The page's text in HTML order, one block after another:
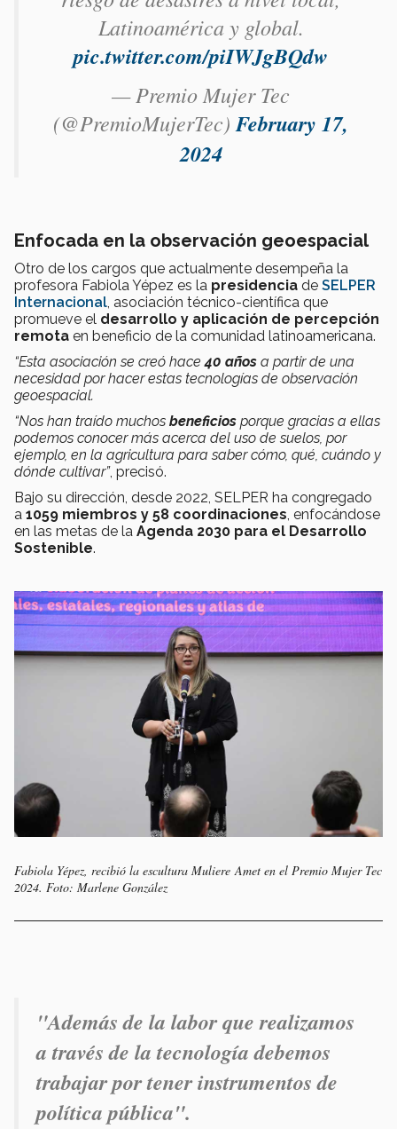
Latinoamérica y global.
pic.twitter.com/piIWJgBQdw
— Premio Mujer Tec
(@PremioMujerTec) February 17,
2024
Enfocada en la observación geoespacial
Otro de los cargos que actualmente desempeña la
profesora Fabiola Yépez es la presidencia de SELPER
Internacional, asociación técnico-científica que
promueve el desarrollo y aplicación de percepción
remota en beneficio de la comunidad latinoamericana.
“Esta asociación se creó hace40 años a partir de una
necesidad por hacer estas tecnologías de observación
geoespacial.
“Nos han traído muchos beneficios porque gracias a ellas
podemos conocer más acerca del uso de suelos, por
ejemplo, en la agricultura para saber cómo, qué, cuándo y
dónde cultivar”, precisó.
Bajo su dirección, desde 2022, SELPER ha congregado
a 1059 miembros y 58 coordinaciones, enfocándose
en las metas de la Agenda 2030 para el Desarrollo
Sostenible.
Fabiola Yépez, recibió la escultura Muliere Amet en el Premio Mujer Tec
2024. Foto: Marlene González
"Además de la labor que realizamos
a través de la tecnología debemos
trabajar por tener instrumentos de
política pública".